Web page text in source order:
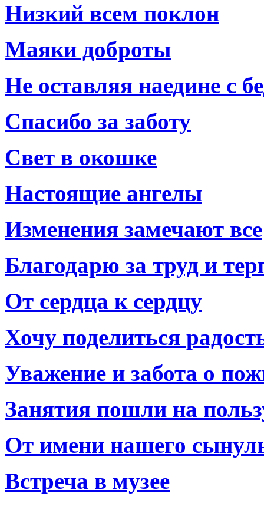
Низкий всем поклон
Маяки доброты
Не оставляя наедине с
Спасибо за заботу
Свет в окошке
Настоящие ангелы
Изменения замечают все
Благодарю за труд и
От сердца к сердцу
Хочу поделиться
Уважение и забота о
Занятия пошли на
От имени нашего
Встреча в музее